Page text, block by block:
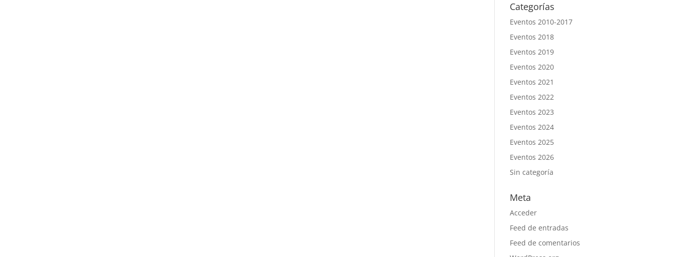
Categorías
Eventos 2010-2017
Eventos 2018
Eventos 2019
Eventos 2020
Eventos 2021
Eventos 2022
Eventos 2023
Eventos 2024
Eventos 2025
Eventos 2026
Sin categoría
Meta
Acceder
Feed de entradas
Feed de comentarios